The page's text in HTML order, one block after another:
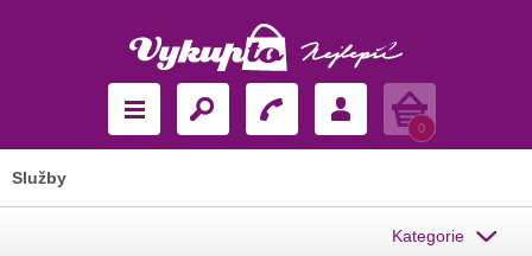
Košík
0
Služby
Kategorie